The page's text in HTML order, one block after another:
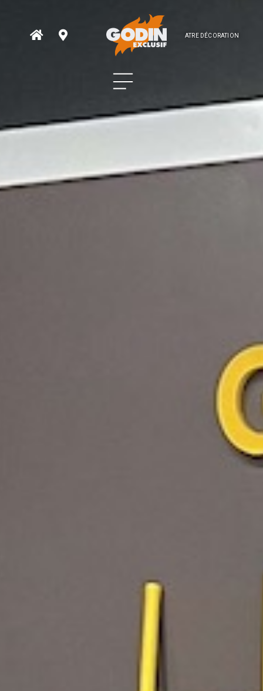
ATRE DÉCORATION